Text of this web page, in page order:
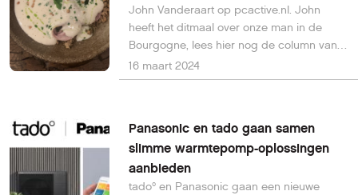
John Vanderaart op pcactive.nl. John
heeft het ditmaal over onze man in de
Bourgogne, lees hier nog de column van
vorige week.
16 maart 2024
Panasonic en tado gaan samen
slimme warmtepomp-oplossingen
aanbieden
tado° en Panasonic gaan een nieuwe